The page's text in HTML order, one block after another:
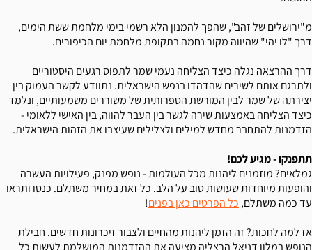
מ"ירושלים של זהב", שהפך להמנון הלא רשמי בימי מלחמת ששת הימים,
דרך "לו יהי" שהיווה מקור נחמה בתקופת מלחמת יום הכיפורים.
דרך ההרצאה נגלה כיצד הצליחה נעמי שמר לתפוס רגעים היסטוריים
ולתרגם אותם לשירים שהדהדו בנפש הישראלית. נתוודע לקשר העמוק בין
יצירתה של שמר לבין המורשת הספרותית של משוררים משמעותיים, ונלמד
כיצד הצליחה באמצעות שירה לגשר בין העבר להווה, בין האישי ללאומי -
הזדמנות להתחבר מחדש למילים ולצלילים שעיצבו את הזהות הישראלית.
תתפנקו - מגיע לכם!
גמלאים? מוזמנים ליהנות מכל העולמות - נופש מפנק, פעילויות העשרה
והופעות מיוחדות שעושות טוב על הלב. כל זאת במחיר משתלם. כנסו ותראו
עד כמה משתלם, כל הפרטים כאן בפנים!
אז למה לחכות? זה הזמן ליהנות מהחיים ולצבור זיכרונות חדשים. חבילת
הנופש במלון דניאל הרצליה מציעה את ההזדמנות המושלמת לעשות כל